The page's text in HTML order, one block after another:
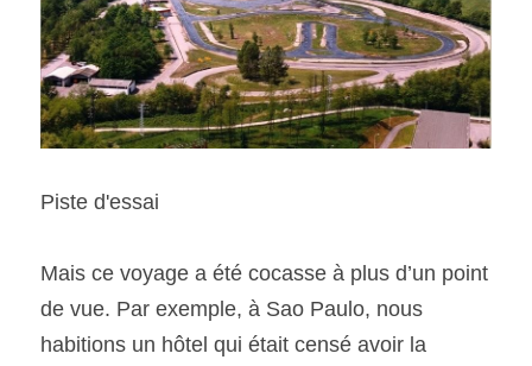
Piste d'essai
Mais ce voyage a été cocasse à plus d’un point
de vue. Par exemple, à Sao Paulo, nous
habitions un hôtel qui était censé avoir la